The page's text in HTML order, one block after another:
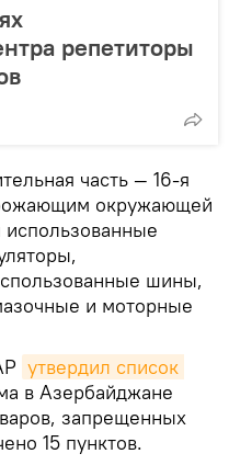
репетиторы
часть — 16-я
окружающей
шины,
и моторные
утвердил список
в Азербайджане
запрещенных
15 пунктов.